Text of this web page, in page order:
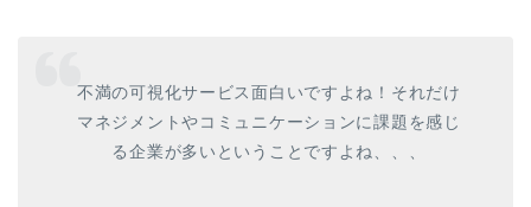
不満の可視化サービス面白いですよね！それだけ
マネジメントやコミュニケーションに課題を感じ
る企業が多いということですよね、、、